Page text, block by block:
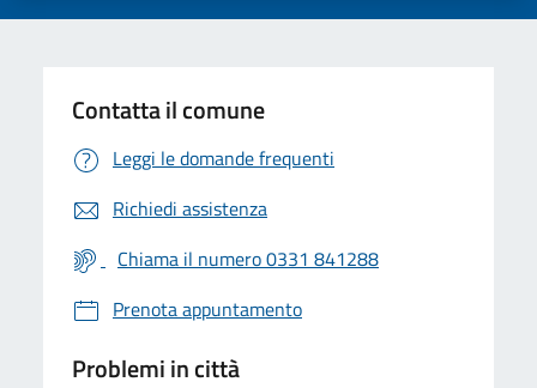
Contatta il comune
Leggi le domande frequenti
Richiedi assistenza
Chiama il numero 0331 841288
Prenota appuntamento
Problemi in città